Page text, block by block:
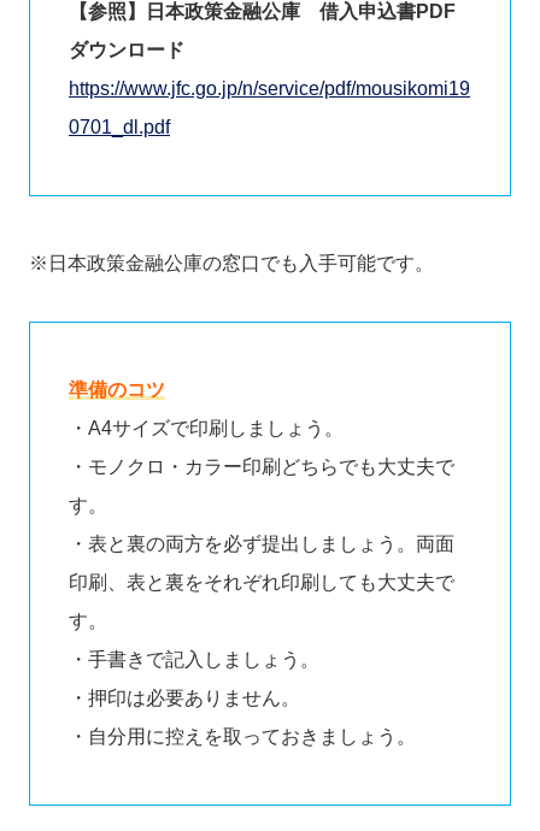
【参照】日本政策金融公庫 借入申込書PDF
ダウンロード
https://www.jfc.go.jp/n/service/pdf/mousikomi19
0701_dl.pdf
※日本政策金融公庫の窓口でも入手可能です。
準備のコツ
・A4サイズで印刷しましょう。
・モノクロ・カラー印刷どちらでも大丈夫で
す。
・表と裏の両方を必ず提出しましょう。両面
印刷、表と裏をそれぞれ印刷しても大丈夫で
す。
・手書きで記入しましょう。
・押印は必要ありません。
・自分用に控えを取っておきましょう。